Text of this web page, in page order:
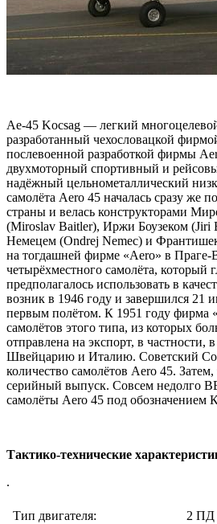
Ae-45 Kocsag — легкий
разработанный чехословацкой
послевоенной разработкой фирмы
двухмоторный спортивный и
надёжный цельнометаллический
самолёта Aero 45 началась сразу же
страны и велась конструкторами
(Miroslav Baitler), Иржи Боузеком
Немецем (Ondrej Nemec) и
на тогдашней фирме «Aero» в Праге-
четырёхместного самолёта, который
предполагалось использовать в
возник в 1946 году и завершился 21
первым полётом. К 1951 году фирма
самолётов этого типа, из которых
отправлена на экспорт, в частности,
Швейцарию и Италию. Советский
количество самолётов Aero 45.
серийный выпуск. Совсем недолго
самолёты Aero 45 под обозначением
Тактико-технические
.
Тип двигателя:
2 ПД